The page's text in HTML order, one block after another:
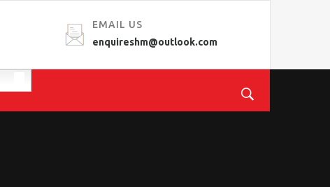
EMAIL US
enquireshm@outlook.com